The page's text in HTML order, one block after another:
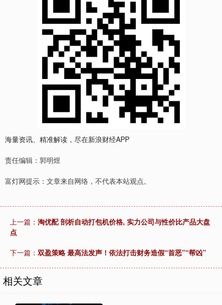
海量资讯、精准解读，尽在新浪财经APP
责任编辑：郭明煜
富灯网提示：文章来自网络，不代表本站观点。
上一篇： 淘优配 剖析自动打包机价格, 实力公司与性价比产品大盘
点
下一篇： 双盈策略 最高法发声！依法打击财务造假“首恶”“帮凶”
相关文章